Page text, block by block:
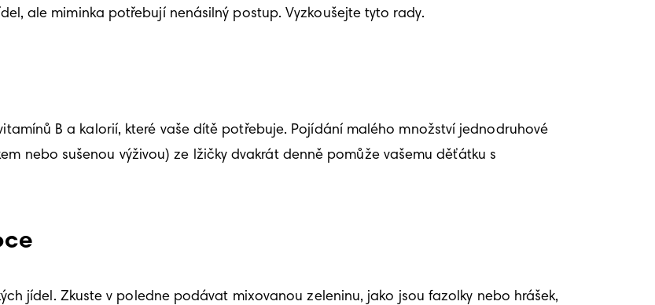
ale miminka potřebují nenásilný postup. Vyzkoušejte tyto rady.
B a kalorií, které vaše dítě potřebuje. Pojídání malého množství jednodruhové
nebo sušenou výživou) ze lžičky dvakrát denně pomůže vašemu děťátku s
jídel. Zkuste v poledne podávat mixovanou zeleninu, jako jsou fazolky nebo hrášek,